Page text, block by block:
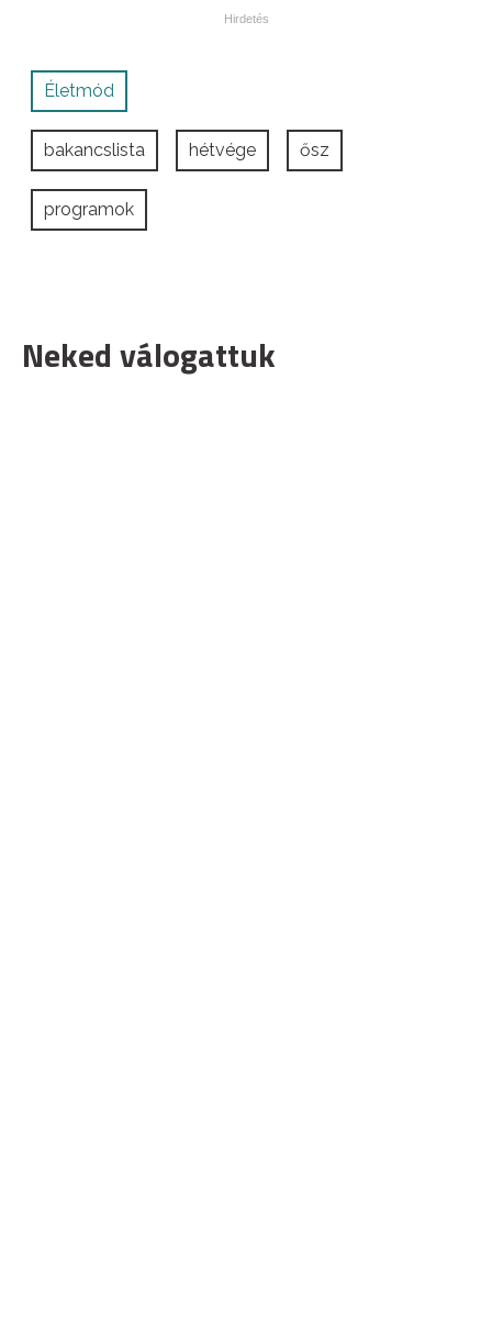
Életmód
bakancslista hétvége ősz
programok
Neked válogattuk